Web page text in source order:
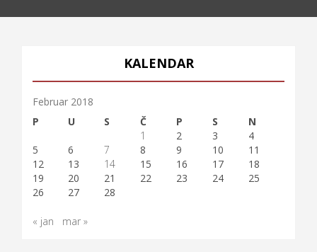
KALENDAR
Februar 2018
P
U S Č P S
N
1
2 3
4
5
6 7 8 9 10
11
12
13 14 15 16 17
18
19
20 21 22 23 24
25
26
27 28
« jan mar »